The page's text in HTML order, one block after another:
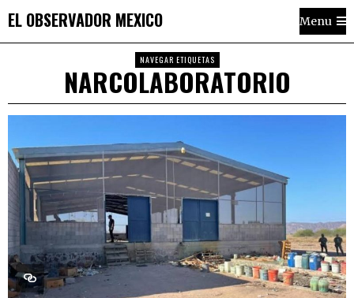
EL OBSERVADOR MEXICO Menu
NAVEGAR ETIQUETAS
NARCOLABORATORIO